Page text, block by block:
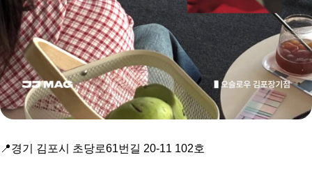
📍경기 김포시 초당로61번길 20-11 102호